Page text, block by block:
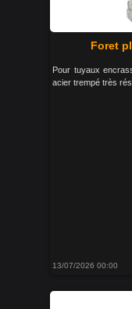
Foret
Pour tuyaux
acier trempé très
13/07/2026 00:00